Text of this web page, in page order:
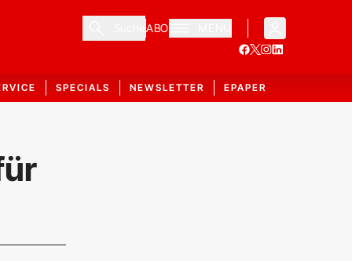
ABO
SPECIALS NEWSLETTER EPAPER